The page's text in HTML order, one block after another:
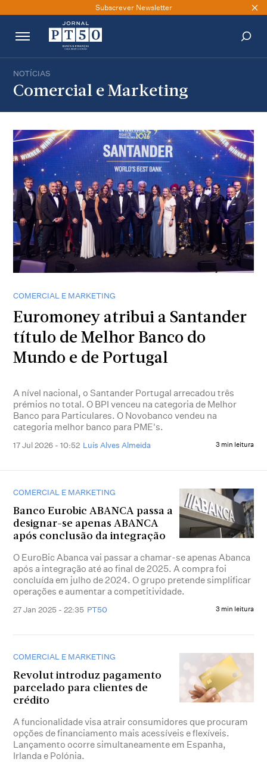
Subscrever Newsletter
NOTÍCIAS
Comercial e Marketing
COMERCIAL E MARKETING
Euromoney atribui a Santander
título de Melhor Banco do
Mundo e de Portugal
A nível nacional, o Santander Portugal arrecadou três
prémios no total. O BPI venceu na categoria de Melhor
Banco para Particulares. O Novobanco vendeu na
categoria melhor banco para PME's.
17 Jul 2026 - 10:52 Luís Alves Almeida 3 min leitura
COMERCIAL E MARKETING
Banco Eurobic ABANCA passa a
designar-se apenas ABANCA
após conclusão da integração
O EuroBic Abanca vai passar a chamar-se apenas Abanca
após a integração até ao final de 2025. A compra foi
concluída em julho de 2024. O grupo pretende simplificar
operações e aumentar a competitividade.
27 Jan 2025 - 22:35 PT50 3 min leitura
COMERCIAL E MARKETING
Revolut introduz pagamento
parcelado para clientes de
crédito
A funcionalidade visa atrair consumidores que procuram
opções de financiamento mais acessíveis e flexíveis.
Lançamento ocorre simultaneamente em Espanha,
Irlanda e Polónia.